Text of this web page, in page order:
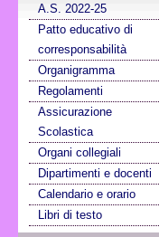
A.S. 2022-25
Patto educativo di
corresponsabilità
Organigramma
Regolamenti
Assicurazione
Scolastica
Organi collegiali
Dipartimenti e docenti
Calendario e orario
Libri di testo